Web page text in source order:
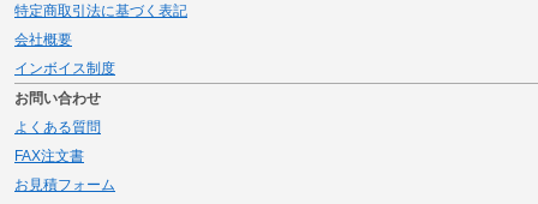
特定商取引法に基づく表記
会社概要
インボイス制度
お問い合わせ
よくある質問
FAX注文書
お見積フォーム